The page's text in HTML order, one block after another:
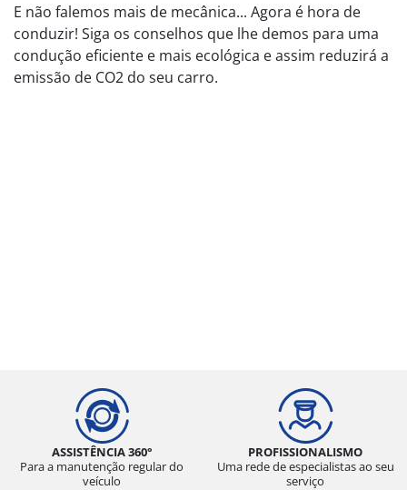
E não falemos mais de mecânica... Agora é hora de
conduzir! Siga os conselhos que lhe demos para uma
condução eficiente e mais ecológica e assim reduzirá a
emissão de CO2 do seu carro.
ASSISTÊNCIA 360°
Para a manutenção regular do
veículo
PROFISSIONALISMO
Uma rede de especialistas ao seu
serviço